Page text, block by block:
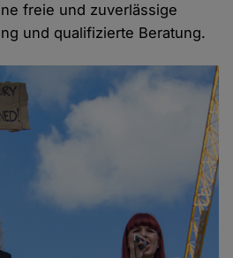
freie und zuverlässige
und qualifizierte Beratung.